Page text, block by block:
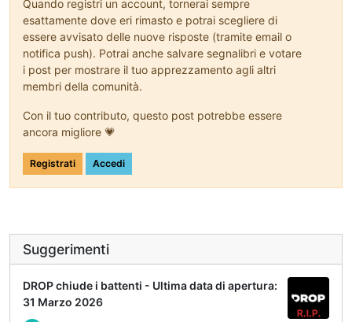
Quando registri un account, tornerai sempre
esattamente dove eri rimasto e potrai scegliere di
essere avvisato delle nuove risposte (tramite email o
notifica push). Potrai anche salvare segnalibri e votare
i post per mostrare il tuo apprezzamento agli altri
membri della comunità.
Con il tuo contributo, questo post potrebbe essere
ancora migliore 💗
Registrati Accedi
Suggerimenti
DROP chiude i battenti - Ultima data di apertura:
31 Marzo 2026